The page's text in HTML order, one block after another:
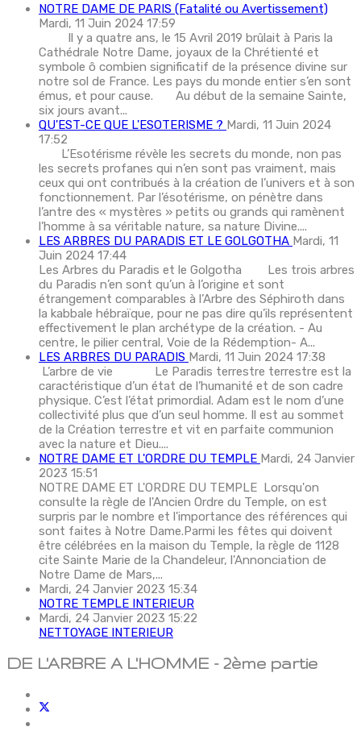
NOTRE DAME DE PARIS (Fatalité ou Avertissement)
Mardi, 11 Juin 2024 17:59
Il y a quatre ans, le 15 Avril 2019 brûlait à Paris la
Cathédrale Notre Dame, joyaux de la Chrétienté et
symbole ô combien significatif de la présence divine sur
notre sol de France. Les pays du monde entier s’en sont
émus, et pour cause. Au début de la semaine Sainte,
six jours avant...
QU'EST-CE QUE L'ESOTERISME ? Mardi, 11 Juin 2024
17:52
L’Esotérisme révèle les secrets du monde, non pas
les secrets profanes qui n’en sont pas vraiment, mais
ceux qui ont contribués à la création de l’univers et à son
fonctionnement. Par l’ésotérisme, on pénètre dans
l’antre des « mystères » petits ou grands qui ramènent
l’homme à sa véritable nature, sa nature Divine....
LES ARBRES DU PARADIS ET LE GOLGOTHA Mardi, 11
Juin 2024 17:44
Les Arbres du Paradis et le Golgotha Les trois arbres
du Paradis n’en sont qu’un à l’origine et sont
étrangement comparables à l’Arbre des Séphiroth dans
la kabbale hébraïque, pour ne pas dire qu’ils représentent
effectivement le plan archétype de la création. - Au
centre, le pilier central, Voie de la Rédemption- A...
LES ARBRES DU PARADIS Mardi, 11 Juin 2024 17:38
L’arbre de vie Le Paradis terrestre terrestre est la
caractéristique d’un état de l’humanité et de son cadre
physique. C’est l’état primordial. Adam est le nom d’une
collectivité plus que d’un seul homme. Il est au sommet
de la Création terrestre et vit en parfaite communion
avec la nature et Dieu....
NOTRE DAME ET L'ORDRE DU TEMPLE Mardi, 24 Janvier
2023 15:51
NOTRE DAME ET L'ORDRE DU TEMPLE Lorsqu'on
consulte la règle de l'Ancien Ordre du Temple, on est
surpris par le nombre et l'importance des références qui
sont faites à Notre Dame.Parmi les fêtes qui doivent
être célébrées en la maison du Temple, la règle de 1128
cite Sainte Marie de la Chandeleur, l'Annonciation de
Notre Dame de Mars,...
Mardi, 24 Janvier 2023 15:34
NOTRE TEMPLE INTERIEUR
Mardi, 24 Janvier 2023 15:22
NETTOYAGE INTERIEUR
DE L'ARBRE A L'HOMME - 2ème partie